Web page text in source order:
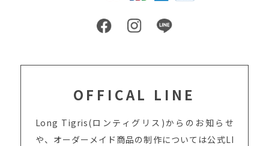
OFFICAL LINE
Long Tigris(ロンティグリス)からのお知らせ
や、オーダーメイド商品の制作については公式LI